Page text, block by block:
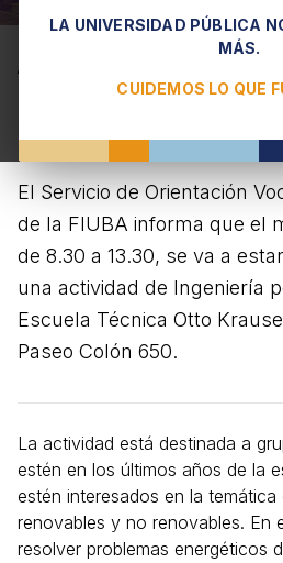
LA UNIVERSIDAD PÚBLICA
MÁS.
CUIDEMOS LO QUE
Actividad de IxD para
secundarias
El Servicio de Orientación
de la FIUBA informa que el
de 8.30 a 13.30, se va a
una actividad de Ingeniería
Escuela Técnica Otto
Paseo Colón 650.
La actividad está destinada a
estén en los últimos años de la
estén interesados en la temática
renovables y no renovables. En
resolver problemas energéticos